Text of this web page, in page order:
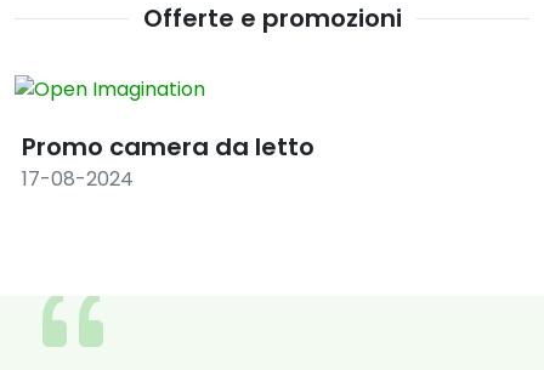
Offerte e promozioni
Promo camera da letto
17-08-2024